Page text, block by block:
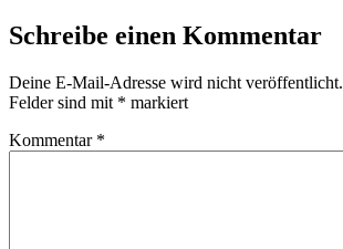
Schreibe einen Kommentar
Deine E-Mail-Adresse wird nicht veröffentlicht.
Felder sind mit * markiert
Kommentar *